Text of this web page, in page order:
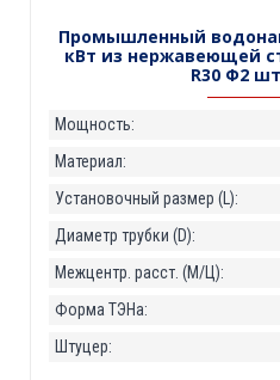
Промышленный
кВт из нержавеющей
R30 Ф2
Мощность:
Материал:
Установочный размер (L):
Диаметр трубки (D):
Межцентр. расст. (М/Ц):
Форма ТЭНа:
Штуцер: